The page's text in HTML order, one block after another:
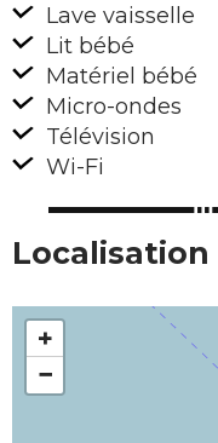
Lave vaisselle
Lit bébé
Matériel bébé
Micro-ondes
Télévision
Wi-Fi
Localisation
+
−